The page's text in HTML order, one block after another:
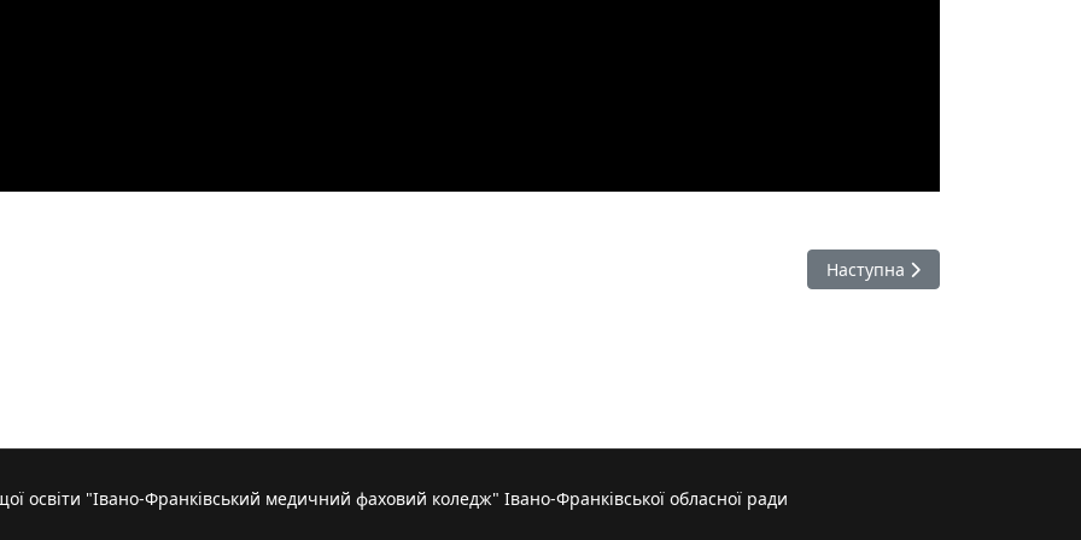
Наступна стаття: Рейтинг
Наступна
освіти "Івано-Франківський медичний фаховий коледж" Івано-Франківської обласної ради